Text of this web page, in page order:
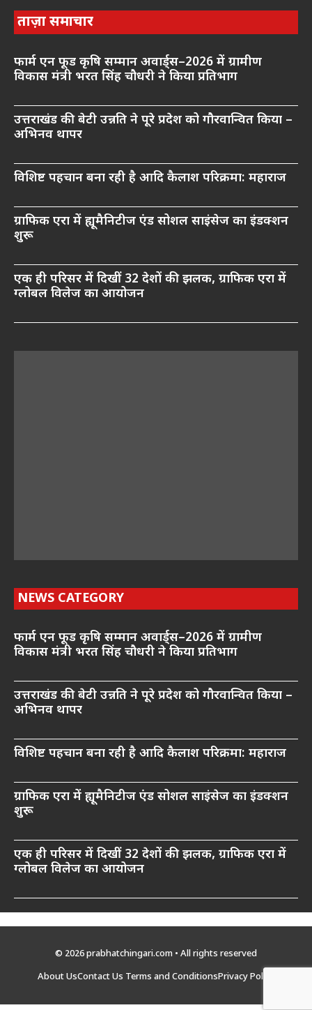
ताज़ा समाचार
फार्म एन फूड कृषि सम्मान अवार्ड्स–2026 में ग्रामीण
विकास मंत्री भरत सिंह चौधरी ने किया प्रतिभाग
उत्तराखंड की बेटी उन्नति ने पूरे प्रदेश को गौरवान्वित किया –
अभिनव थापर
विशिष्ट पहचान बना रही है आदि कैलाश परिक्रमा: महाराज
ग्राफिक एरा में ह्यूमैनिटीज एंड सोशल साइंसेज का इंडक्शन
शुरू
एक ही परिसर में दिखीं 32 देशों की झलक, ग्राफिक एरा में
ग्लोबल विलेज का आयोजन
NEWS CATEGORY
फार्म एन फूड कृषि सम्मान अवार्ड्स–2026 में ग्रामीण
विकास मंत्री भरत सिंह चौधरी ने किया प्रतिभाग
उत्तराखंड की बेटी उन्नति ने पूरे प्रदेश को गौरवान्वित किया –
अभिनव थापर
विशिष्ट पहचान बना रही है आदि कैलाश परिक्रमा: महाराज
ग्राफिक एरा में ह्यूमैनिटीज एंड सोशल साइंसेज का इंडक्शन
शुरू
एक ही परिसर में दिखीं 32 देशों की झलक, ग्राफिक एरा में
ग्लोबल विलेज का आयोजन
© 2026 prabhatchingari.com • All rights reserved
About UsContact Us Terms and ConditionsPrivacy Policy